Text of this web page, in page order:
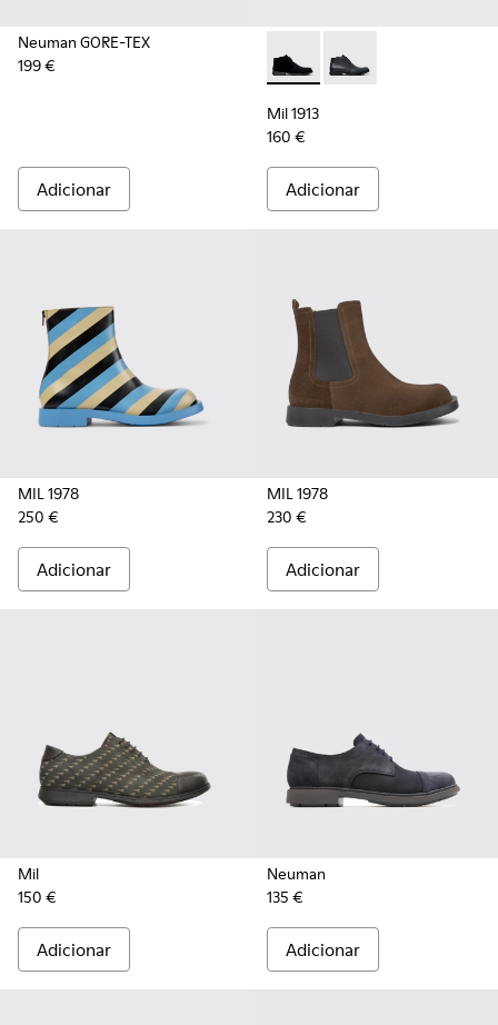
Neuman GORE-TEX
199 €
Adicionar
Mil 1913 - 36587-055 -
Mil 1913 - 36587-
Mil 1913
160 €
Adicionar
MIL 1978
250 €
Adicionar
MIL 1978
230 €
Adicionar
Mil
150 €
Adicionar
Neuman
135 €
Adicionar